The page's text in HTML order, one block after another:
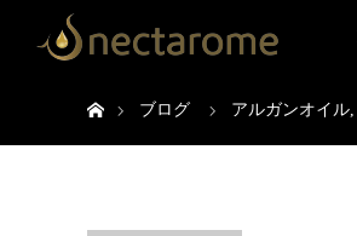
ブログ
アルガンオイル,